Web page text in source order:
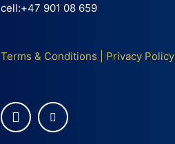
cell:+47 901 08 659
Terms & Conditions Privacy Policy